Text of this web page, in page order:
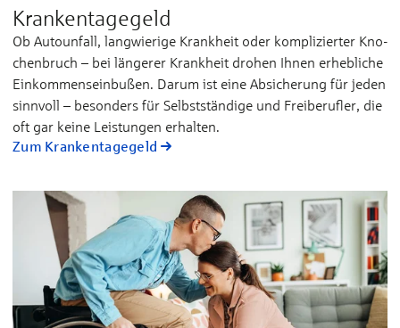
Krankentagegeld
Ob Autounfall, lang­wie­ri­ge Krank­heit oder kom­pli­zier­ter Kno­
chen­­bruch – bei län­ge­rer Krank­heit dro­hen Ih­nen er­­heb­li­che
Ein­­kom­mens­­ein­bußen. Da­rum ist ei­ne Ab­­si­che­rung für je­den
sinn­voll – be­son­ders für Selbst­­stän­di­ge und Frei­­be­ruf­ler, die
oft gar kei­ne Leis­tun­gen er­hal­ten.
Zum Krankentagegeld